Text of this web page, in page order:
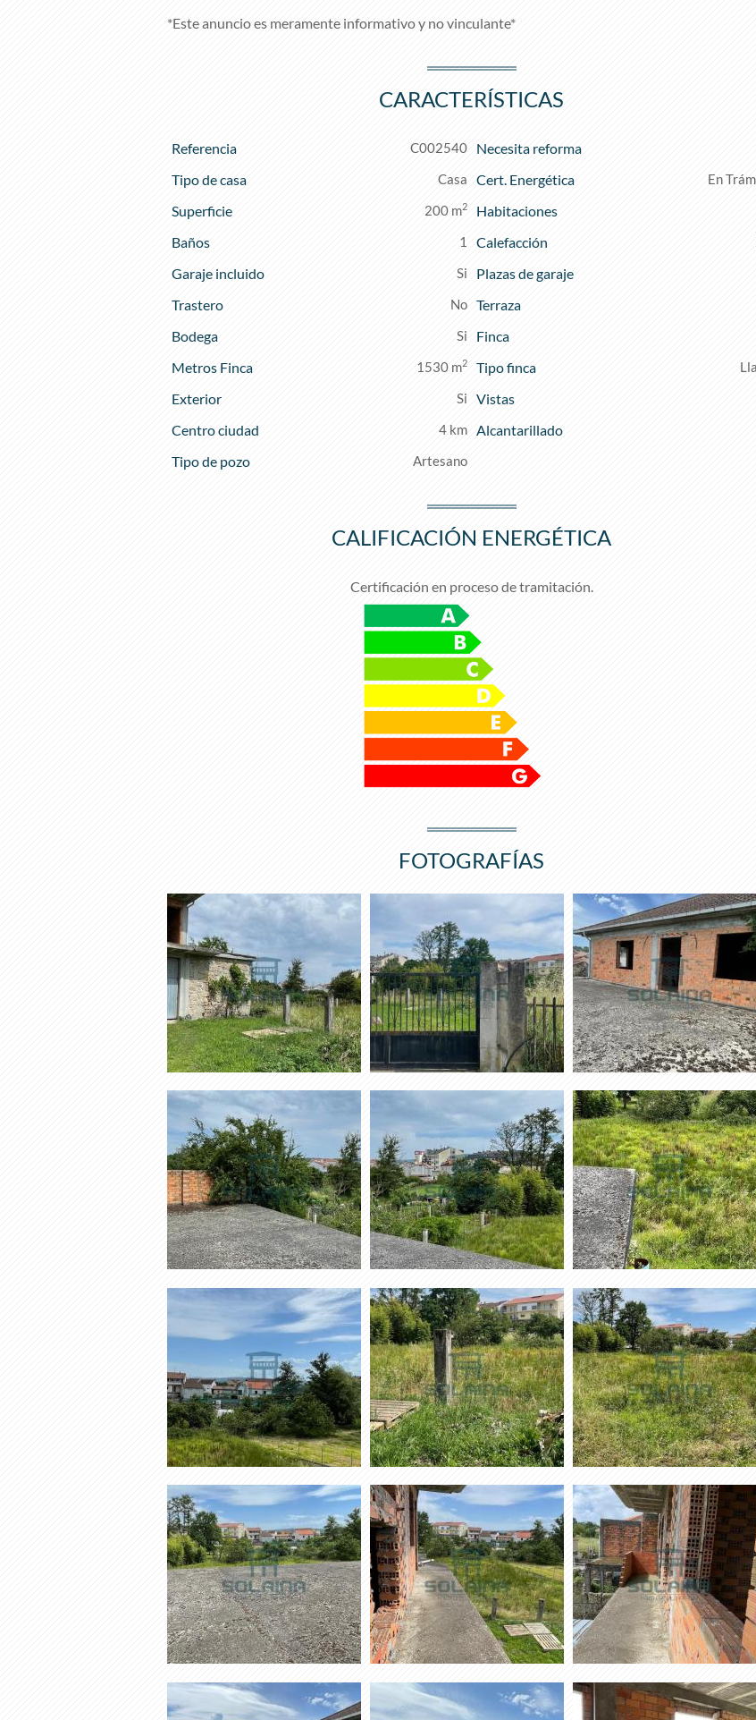
*Este anuncio es meramente informativo y no vinculante*
CARACTERÍSTICAS
Referencia C002540
Necesita reforma
Tipo de casa
Casa Cert. Energética En
Superficie 200 m2 Habitaciones
Baños 1
Calefacción
Garaje incluido
Plazas de garaje
Trastero
Terraza
Bodega
Finca
Metros Finca
1530 m2 Tipo finca
Exterior
Vistas
Centro ciudad
4 km Alcantarillado
Tipo de pozo
Artesano
CALIFICACIÓN ENERGÉTICA
Certificación en proceso de tramitación.
FOTOGRAFÍAS